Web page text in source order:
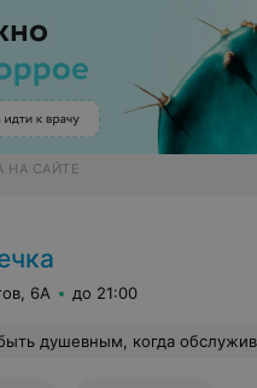
НА САЙТЕ
6А до 21:00
А здесь натолкнулись на хамство и нравоучения со стороны продавца, + растрепанные волосы, которыми она трясла в кофе и еду. Выпечка вкусная, но желание туда заходить, а тем